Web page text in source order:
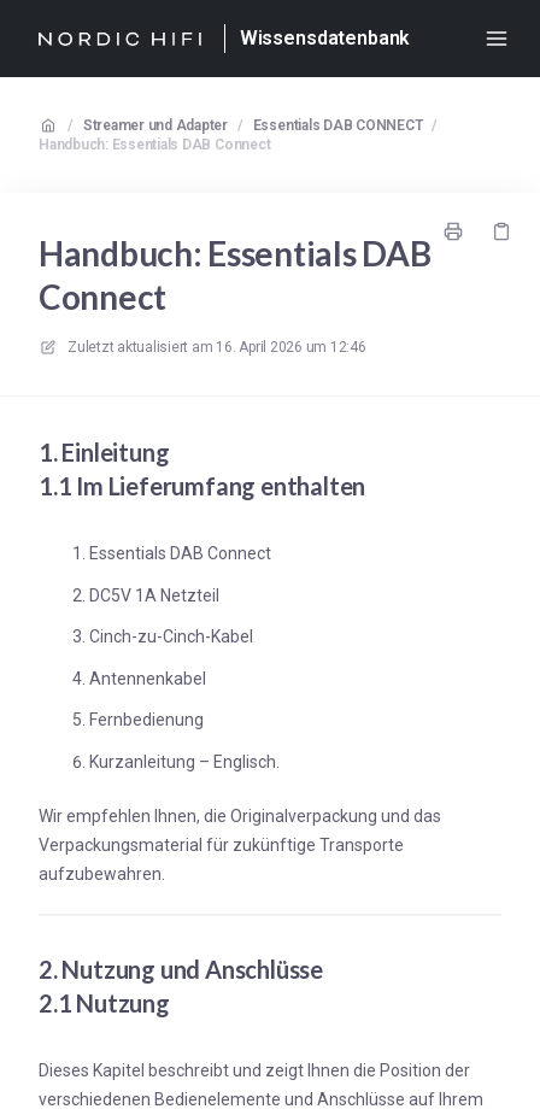
Wissensdatenbank
/ Streamer und Adapter / Essentials DAB CONNECT /
Handbuch: Essentials DAB Connect
Handbuch: Essentials DAB
Connect
Zuletzt aktualisiert am 16. April 2026 um 12:46
1. Einleitung
1.1 Im Lieferumfang enthalten
Essentials DAB Connect
DC5V 1A Netzteil
Cinch-zu-Cinch-Kabel
Antennenkabel
Fernbedienung
Kurzanleitung – Englisch.
Wir empfehlen Ihnen, die Originalverpackung und das
Verpackungsmaterial für zukünftige Transporte
aufzubewahren.
2. Nutzung und Anschlüsse
2.1 Nutzung
Dieses Kapitel beschreibt und zeigt Ihnen die Position der
verschiedenen Bedienelemente und Anschlüsse auf Ihrem